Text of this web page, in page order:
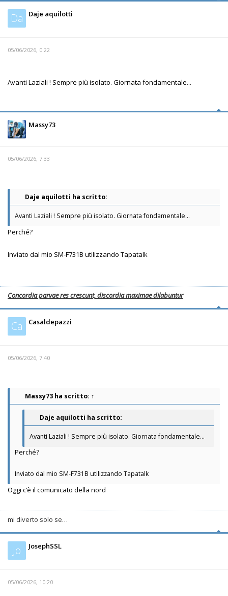
Da Daje aquilotti
05/06/2026, 0:22
Avanti Laziali ! Sempre più isolato. Giornata fondamentale...
Massy73
05/06/2026, 7:33
Daje aquilotti ha scritto:
Avanti Laziali ! Sempre più isolato. Giornata fondamentale...
Perché?
Inviato dal mio SM-F731B utilizzando Tapatalk
Concordia parvae res crescunt, discordia maximae dilabuntur
Ca Casaldepazzi
05/06/2026, 7:40
Massy73 ha scritto: ↑
Daje aquilotti ha scritto:
Avanti Laziali ! Sempre più isolato. Giornata fondamentale...
Perché?
Inviato dal mio SM-F731B utilizzando Tapatalk
Oggi c’è il comunicato della nord
mi diverto solo se…
Jo JosephSSL
05/06/2026, 10:20